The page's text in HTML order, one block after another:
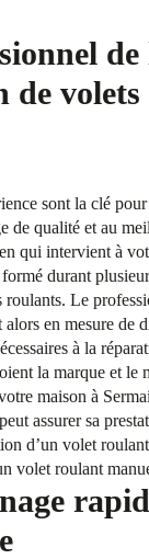
de
de
sont la clé
de qualité et au
qui intervient à
durant
roulants. Le
en mesure de
à la
la marque et le
maison à
assurer sa
d’un volet
volet roulant